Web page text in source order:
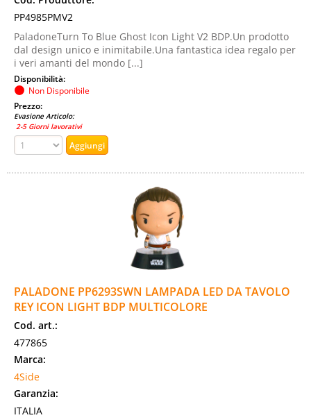
PP4985PMV2
PaladoneTurn To Blue Ghost Icon Light V2 BDP.Un prodotto
dal design unico e inimitabile.Una fantastica idea regalo per
i veri amanti del mondo [...]
Disponibilità:
Non Disponibile
Prezzo:
Evasione Articolo:
2-5 Giorni lavorativi
PALADONE PP6293SWN LAMPADA LED DA TAVOLO
REY ICON LIGHT BDP MULTICOLORE
Cod. art.:
477865
Marca:
4Side
Garanzia:
ITALIA